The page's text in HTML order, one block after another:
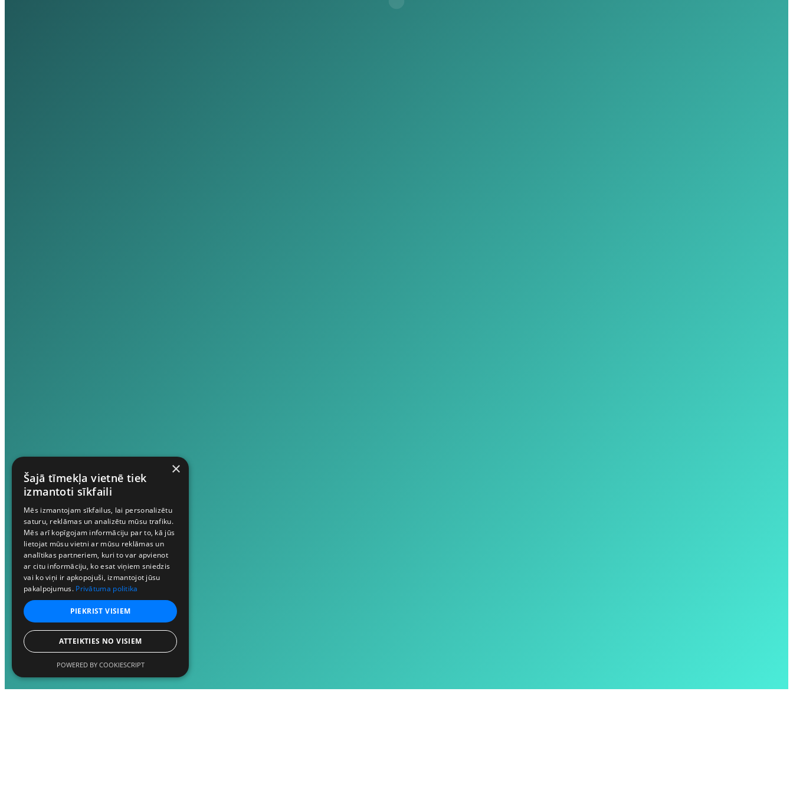
×
Šajā tīmekļa vietnē tiek
izmantoti sīkfaili
Mēs izmantojam sīkfailus, lai personalizētu
saturu, reklāmas un analizētu mūsu trafiku.
Mēs arī kopīgojam informāciju par to, kā jūs
lietojat mūsu vietni ar mūsu reklāmas un
analītikas partneriem, kuri to var apvienot
ar citu informāciju, ko esat viņiem sniedzis
vai ko viņi ir apkopojuši, izmantojot jūsu
pakalpojumus. Privātuma politika
PIEKRIST VISIEM
ATTEIKTIES NO VISIEM
POWERED BY COOKIESCRIPT